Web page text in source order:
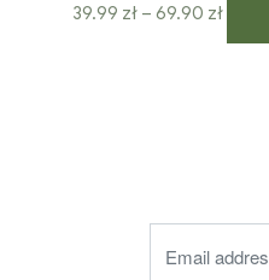
39.99 zł – 69.90 zł